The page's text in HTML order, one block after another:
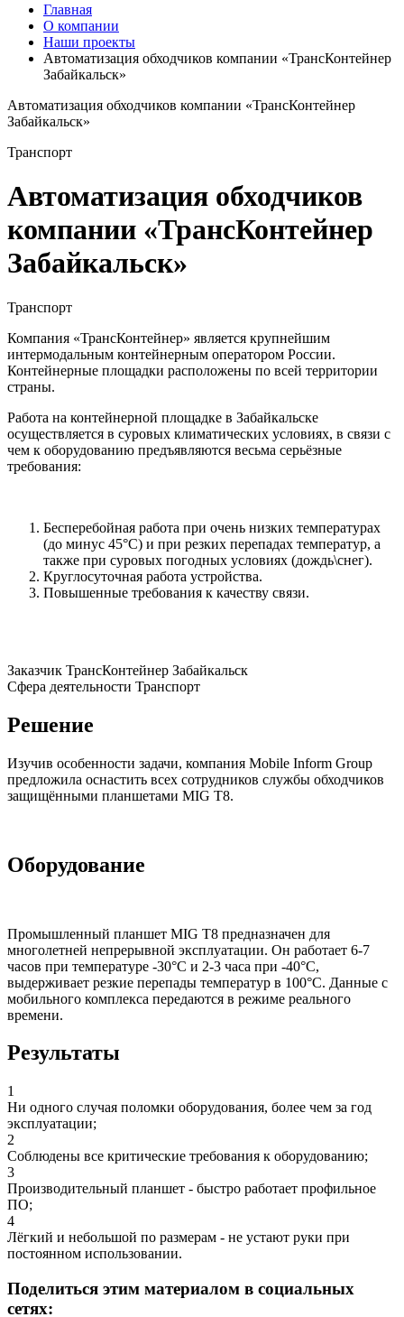
Главная
О компании
Наши проекты
Автоматизация обходчиков компании «ТрансКонтейнер
Забайкальск»
Автоматизация обходчиков компании «ТрансКонтейнер
Забайкальск»
Транспорт
Автоматизация обходчиков
компании «ТрансКонтейнер
Забайкальск»
Транспорт
Компания «ТрансКонтейнер» является крупнейшим
интермодальным контейнерным оператором России.
Контейнерные площадки расположены по всей территории
страны.
Работа на контейнерной площадке в Забайкальске
осуществляется в суровых климатических условиях, в связи с
чем к оборудованию предъявляются весьма серьёзные
требования:
Бесперебойная работа при очень низких температурах
(до минус 45°С) и при резких перепадах температур, а
также при суровых погодных условиях (дождь\снег).
Круглосуточная работа устройства.
Повышенные требования к качеству связи.
Заказчик ТрансКонтейнер Забайкальск
Сфера деятельности Транспорт
Решение
Изучив особенности задачи, компания Mobile Inform Group
предложила оснастить всех сотрудников службы обходчиков
защищёнными планшетами MIG T8.
Оборудование
Промышленный планшет MIG T8 предназначен для
многолетней непрерывной эксплуатации. Он работает 6-7
часов при температуре -30°С и 2-3 часа при -40°С,
выдерживает резкие перепады температур в 100°С. Данные с
мобильного комплекса передаются в режиме реального
времени.
Результаты
1
Ни одного случая поломки оборудования, более чем за год
эксплуатации;
2
Соблюдены все критические требования к оборудованию;
3
Производительный планшет - быстро работает профильное
ПО;
4
Лёгкий и небольшой по размерам - не устают руки при
постоянном использовании.
Поделиться этим материалом в социальных
сетях: